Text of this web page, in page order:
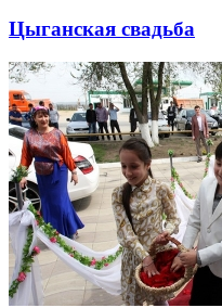
Цыганская свадьба